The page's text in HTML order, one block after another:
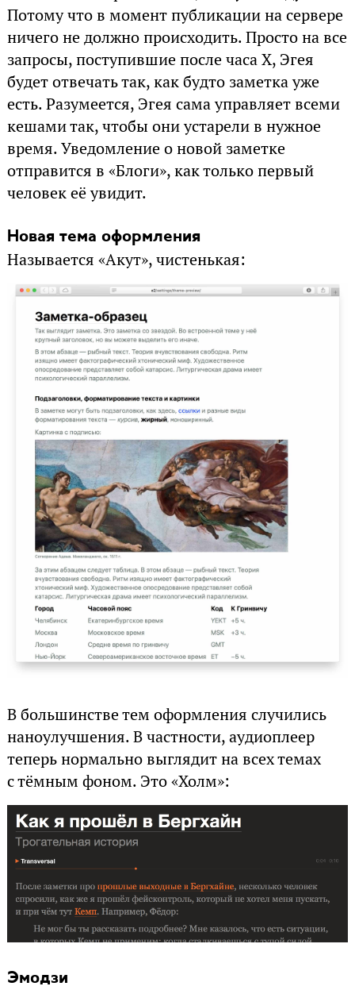
Потому что в момент публикации на сервере
ничего не должно происходить. Просто на все
запросы, поступившие после часа X, Эгея
будет отвечать так, как будто заметка уже
есть. Разумеется, Эгея сама управляет всеми
кешами так, чтобы они устарели в нужное
время. Уведомление о новой заметке
отправится в «Блоги», как только первый
человек её увидит.
Новая тема оформления
Называется «Акут», чистенькая:
В большинстве тем оформления случились
наноулучшения. В частности, аудиоплеер
теперь нормально выглядит на всех темах
с тёмным фоном. Это «Холм»:
Эмодзи